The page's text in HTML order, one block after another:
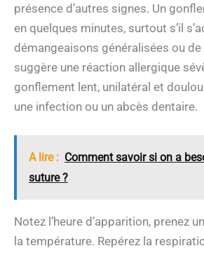
présence d’autres signes. Un
en quelques minutes, surtout s’il
démangeaisons généralisées ou de
suggère une réaction allergique
gonflement lent, unilatéral et
une infection ou un abcès dentaire.
A lire : Comment savoir si on a
suture ?
Notez l’heure d’apparition, prenez
la température. Repérez la